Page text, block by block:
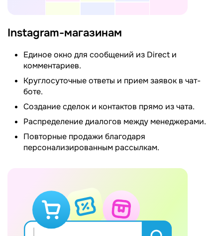
Instagram-магазинам
Единое окно для сообщений из Direct и
комментариев.
Круглосуточные ответы и прием заявок в чат-
боте.
Создание сделок и контактов прямо из чата.
Распределение диалогов между менеджерами.
Повторные продажи благодаря
персонализированным рассылкам.